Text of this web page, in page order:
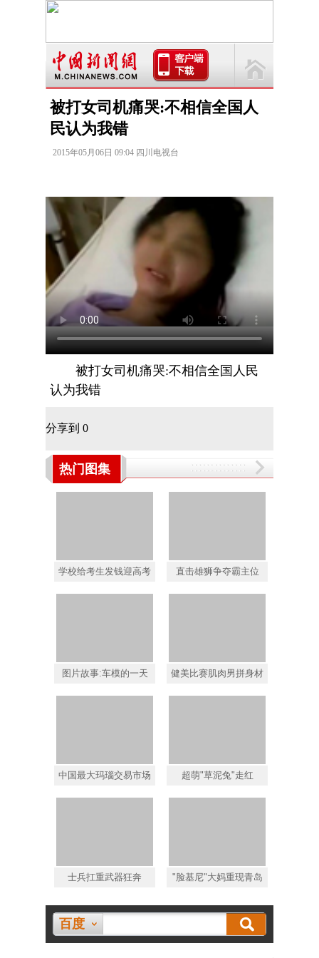
被打女司机痛哭:不相信全国人
民认为我错
2015年05月06日 09:04 四川电视台
被打女司机痛哭:不相信全国人民
认为我错
分享到 0
热门图集
学校给考生发钱迎高考 直击雄狮争夺霸主位
图片故事:车模的一天 健美比赛肌肉男拼身材
中国最大玛瑙交易市场 超萌"草泥兔"走红
士兵扛重武器狂奔 "脸基尼"大妈重现青岛
百度